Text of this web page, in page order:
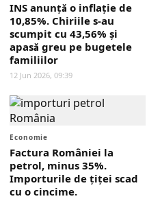
INS anunță o inflație de
10,85%. Chiriile s-au
scumpit cu 43,56% și
apasă greu pe bugetele
familiilor
12 Jun 2026, 09:39
Economie
Factura României la
petrol, minus 35%.
Importurile de țiței scad
cu o cincime.